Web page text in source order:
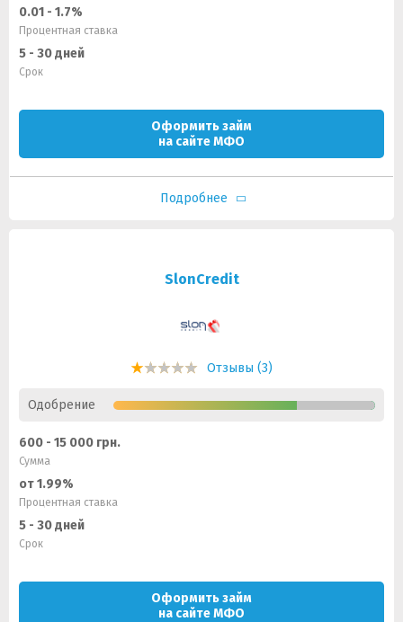
0.01 - 1.7%
Процентная ставка
5 - 30 дней
Срок
Оформить займ
на сайте МФО
Подробнее
SlonCredit
Отзывы (3)
Одобрение
600 - 15 000 грн.
Сумма
от 1.99%
Процентная ставка
5 - 30 дней
Срок
Оформить займ
на сайте МФО